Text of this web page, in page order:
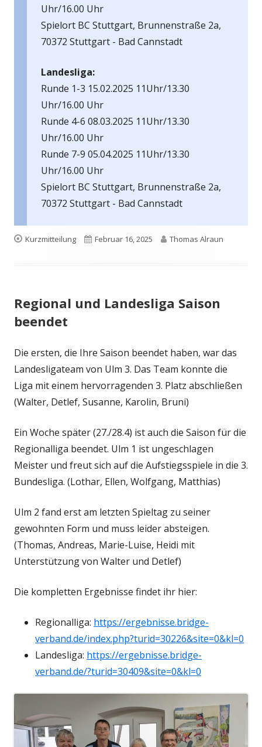
Uhr/16.00 Uhr
Spielort BC Stuttgart, Brunnenstraße 2a,
70372 Stuttgart - Bad Cannstadt
Landesliga:
Runde 1-3 15.02.2025 11Uhr/13.30
Uhr/16.00 Uhr
Runde 4-6 08.03.2025 11Uhr/13.30
Uhr/16.00 Uhr
Runde 7-9 05.04.2025 11Uhr/13.30
Uhr/16.00 Uhr
Spielort BC Stuttgart, Brunnenstraße 2a,
70372 Stuttgart - Bad Cannstadt
Format
Kurzmitteilung
Veröffentlicht
Februar 16, 2025 Autor
Thomas Alraun
Regional und Landesliga Saison
beendet
Die ersten, die Ihre Saison beendet haben, war das
Landesligateam von Ulm 3. Das Team konnte die
Liga mit einem hervorragenden 3. Platz abschließen
(Walter, Detlef, Susanne, Karolin, Bruni)
Ein Woche später (27./28.4) ist auch die Saison für die
Regionalliga beendet. Ulm 1 ist ungeschlagen
Meister und freut sich auf die Aufstiegsspiele in die 3.
Bundesliga. (Lothar, Ellen, Wolfgang, Matthias)
Ulm 2 fand erst am letzten Spieltag zu seiner
gewohnten Form und muss leider absteigen.
(Thomas, Andreas, Marie-Luise, Heidi mit
Unterstützung von Walter und Detlef)
Die kompletten Ergebnisse findet ihr hier:
Regionalliga: https://ergebnisse.bridge-
verband.de/index.php?turid=30226&site=0&kl=0
Landesliga: https://ergebnisse.bridge-
verband.de/?turid=30409&site=0&kl=0